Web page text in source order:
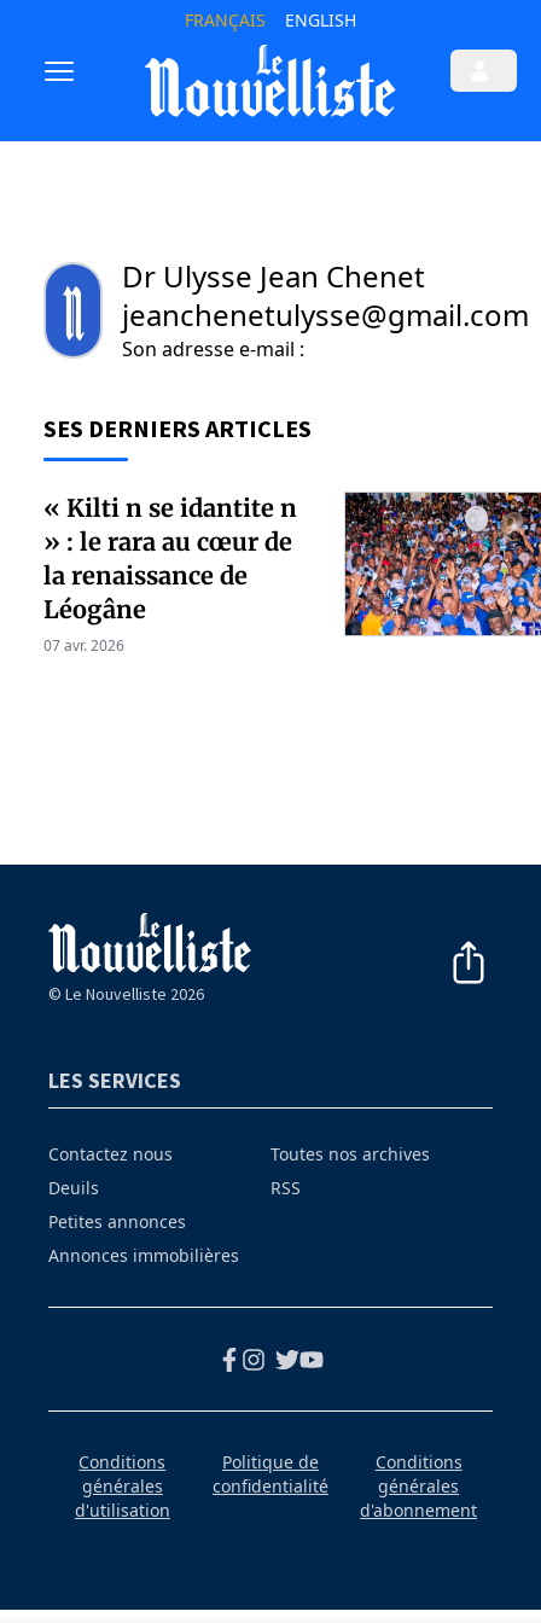
FRANÇAIS ENGLISH
Dr Ulysse Jean Chenet
jeanchenetulysse@gmail.com
Son adresse e-mail :
SES DERNIERS ARTICLES
« Kilti n se idantite n
» : le rara au cœur de
la renaissance de
Léogâne
07 avr. 2026
© Le Nouvelliste 2026
LES SERVICES
Contactez nous
Deuils
Petites annonces
Annonces immobilières
Toutes nos archives
RSS
Conditions
générales
d'utilisation
Politique de
confidentialité
Conditions
générales
d'abonnement